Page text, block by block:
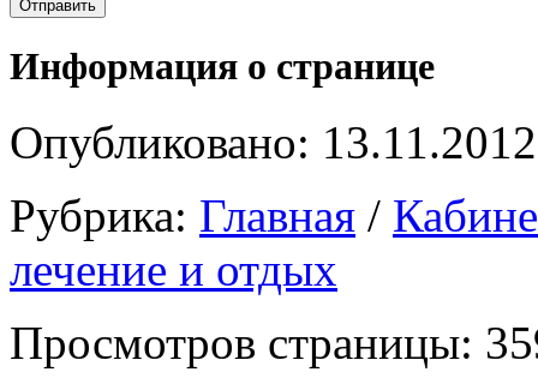
Информация о странице
Опубликовано: 13.11.2012
Рубрика: Главная /
лечение и отдых
Просмотров страницы: